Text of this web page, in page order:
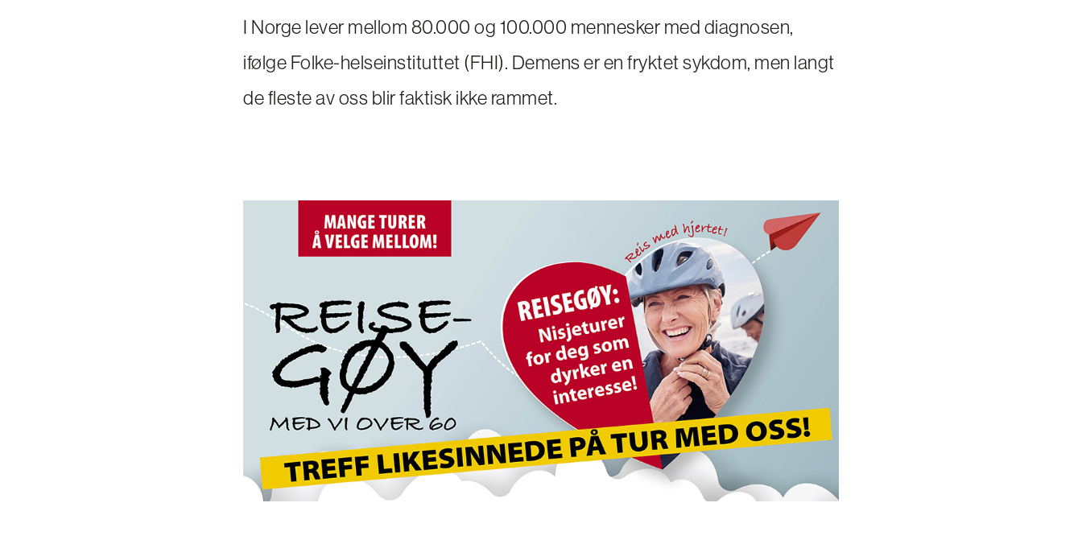
I Norge lever mellom 80.000 og 100.000 mennesker med diagnosen,
ifølge Folke-helseinstituttet (FHI). Demens er en fryktet sykdom, men langt
de fleste av oss blir faktisk ikke rammet.